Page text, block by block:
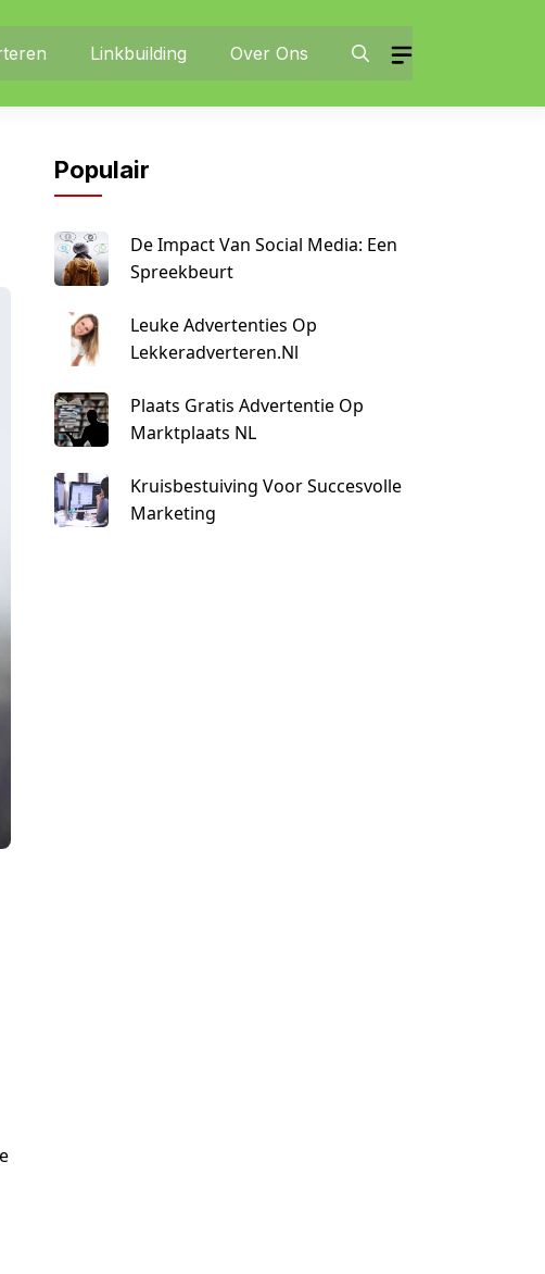
Linkbuilding Over Ons
Populair
De Impact Van Social Media: Een
Spreekbeurt
Leuke Advertenties Op
Lekkeradverteren.nl
Plaats Gratis Advertentie Op
Marktplaats NL
Kruisbestuiving Voor Succesvolle
Marketing